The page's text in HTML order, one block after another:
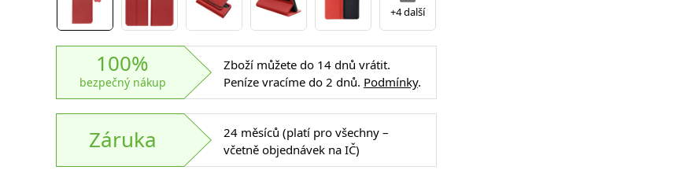
+4 další
100%
bezpečný nákup
Zboží můžete do 14 dnů vrátit.
Peníze vracíme do 2 dnů. Podmínky.
Záruka
24 měsíců (platí pro všechny –
včetně objednávek na IČ)